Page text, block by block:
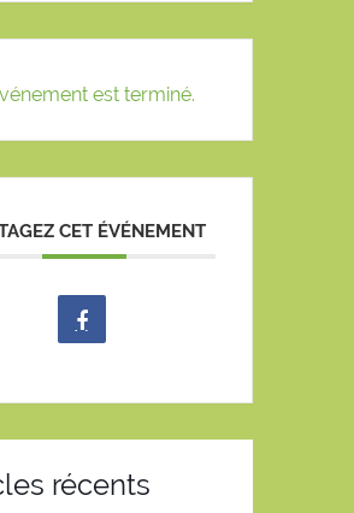
est terminé.
CET ÉVÉNEMENT
récents